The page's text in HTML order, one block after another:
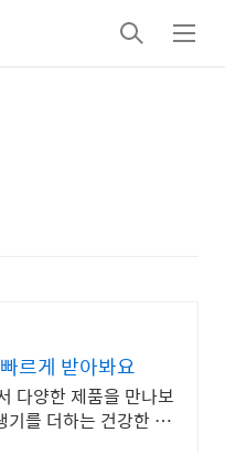
검
색
메
뉴
르게 받아봐요
다양한 제품을 만나보
기를 더하는 건강한 선